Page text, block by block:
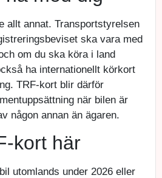
allt annat. Transportstyrelsen
ska vara med
om du ska köra i land
ha internationellt körkort
TRF-kort blir därför
när bilen är
någon annan än ägaren.
kort här
utomlands under 2026 eller